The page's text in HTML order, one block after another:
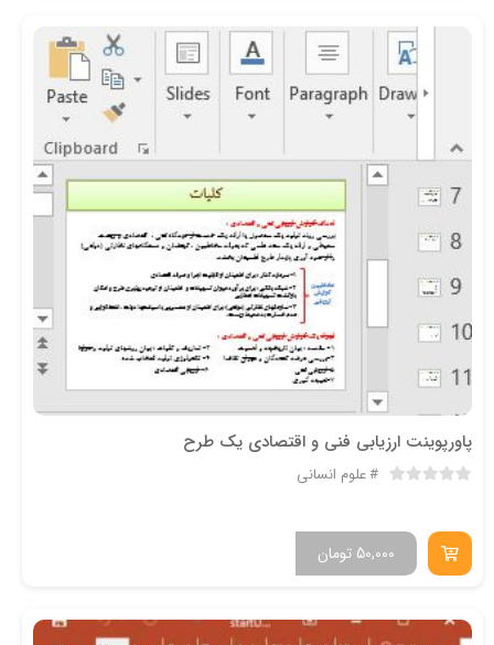
پاورپوینت ارزیابی فنی و اقتصادی یک طرح
علوم انسانی
تومان 50,000